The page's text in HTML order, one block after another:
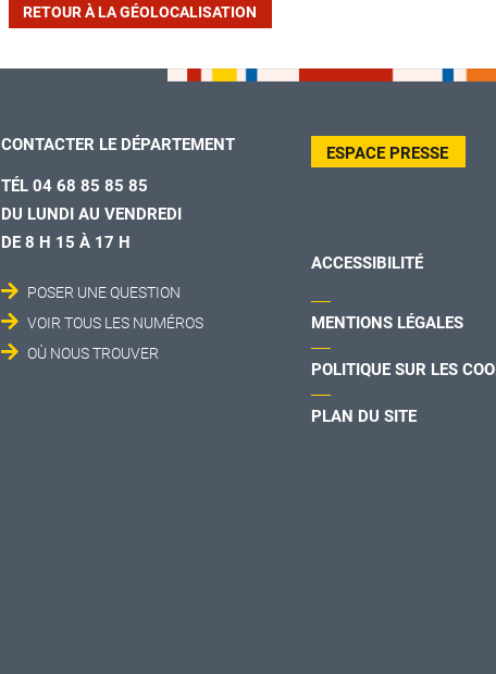
RETOUR À LA GÉOLOCALISATION
CONTACTER LE DÉPARTEMENT
TÉL 04 68 85 85 85
DU LUNDI AU VENDREDI
DE 8 H 15 À 17 H
POSER UNE QUESTION
VOIR TOUS LES NUMÉROS
OÙ NOUS TROUVER
ESPACE PRESSE
ACCESSIBILITÉ
MENTIONS LÉGALES
POLITIQUE SUR LES
PLAN DU SITE